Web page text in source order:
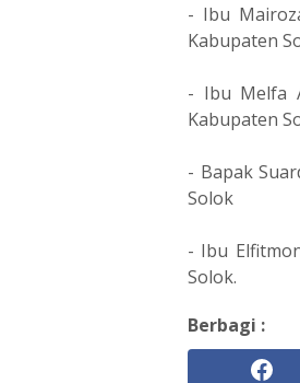
- Ibu
Kabupaten
- Ibu Melfa
Kabupaten
- Bapak
Solok
- Ibu
Solok.
Berbagi :